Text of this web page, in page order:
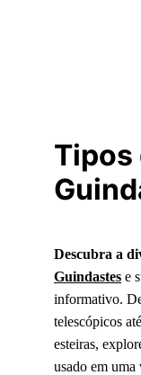
Tipos
Descubra a
Guindastes e
informativo.
telescópicos
esteiras,
usado em uma